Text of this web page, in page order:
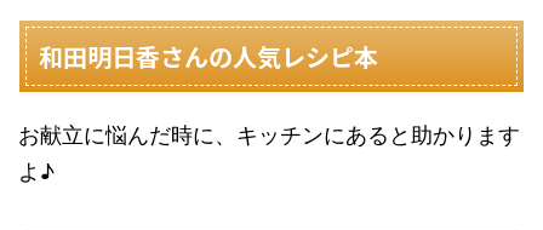
和田明日香さんの人気レシピ本
お献立に悩んだ時に、キッチンにあると助かります
よ♪